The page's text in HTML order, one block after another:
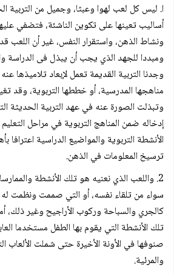
ا. ليس كل لعب لهوا وعبثا، وجميل من التربية
أساليب تعينها على تكوين الناشئة، فتضفي
ونشاط الذهن، واستقرار النفس، غير أن اللعب
ومبددا للجهد الذي يجب أن يبذل فى الدراسة
وجدنا التربية القديمة تعمل لإبعاد تلاميذها
مناهجها المدرسية، أو خططها التربوية، وقد
وتبذلت الصورة عنه في عهد التربية الحديثة
إدخاله ضمن المناهج التربوية في مراحل
الأنشطة التربوية والمواضيع الدراسية اعترافا
ترسيخ المعلومات في الذهن.
2. واللعب الذي نعنيه هو تلك الأنشطة
سواء من تلقاء نفسه، أو التي صممت ونظمت له
كالجري والسباحة وركوب الأراجيح وغير ذلك،
تلك الأنشطة التي يقوم بها الطفل مستخدما
صنوفها في الأونة الأخيرة حتى شملت الألعاب
والمرئية.